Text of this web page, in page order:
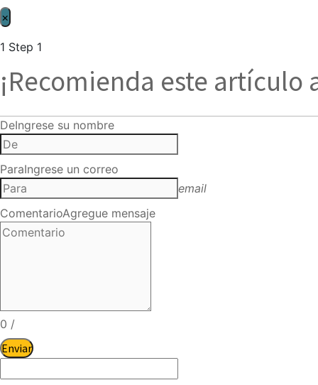
×
1 Step 1
¡Recomienda este artículo
DeIngrese su nombre
ParaIngrese un correo
email
ComentarioAgregue mensaje
0 /
Enviar